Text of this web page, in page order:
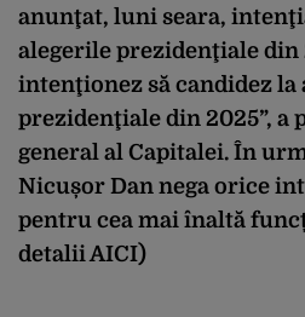
anunţat, luni seara,
alegerile prezidenţiale din
intenţionez să candidez la
prezidenţiale din 2025”, a
general al Capitalei. În
Nicușor Dan nega orice
pentru cea mai înaltă
detaliiAICI)